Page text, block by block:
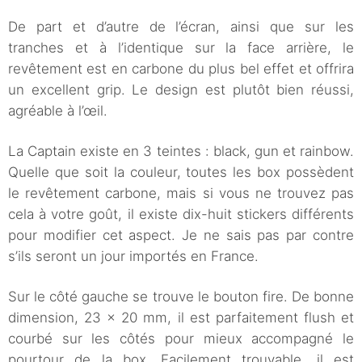
De part et d’autre de l’écran, ainsi que sur les
tranches et à l’identique sur la face arrière, le
revêtement est en carbone du plus bel effet et offrira
un excellent grip. Le design est plutôt bien réussi,
agréable à l’œil.
La Captain existe en 3 teintes : black, gun et rainbow.
Quelle que soit la couleur, toutes les box possèdent
le revêtement carbone, mais si vous ne trouvez pas
cela à votre goût, il existe dix-huit stickers différents
pour modifier cet aspect. Je ne sais pas par contre
s’ils seront un jour importés en France.
Sur le côté gauche se trouve le bouton fire. De bonne
dimension, 23 × 20 mm, il est parfaitement flush et
courbé sur les côtés pour mieux accompagné le